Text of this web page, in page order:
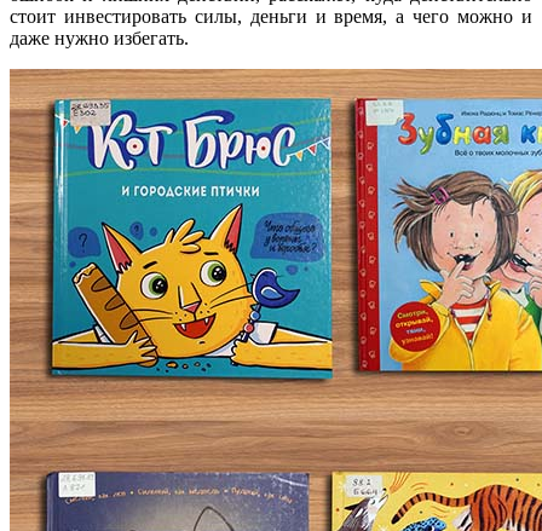
стоит инвестировать силы, деньги и время, а чего можно и
даже нужно избегать.